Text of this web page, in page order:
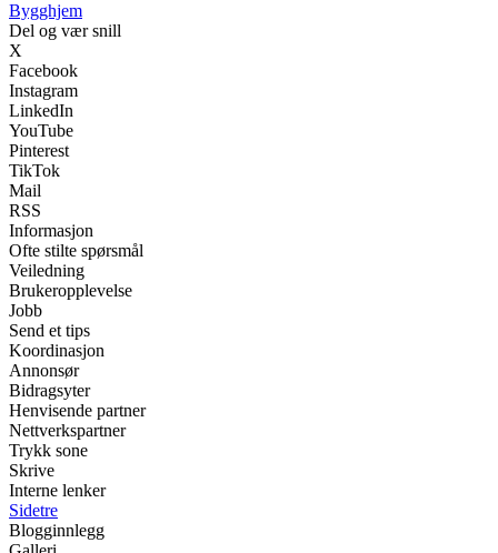
Bygghjem
Del og vær snill
X
Facebook
Instagram
LinkedIn
YouTube
Pinterest
TikTok
Mail
RSS
Informasjon
Ofte stilte spørsmål
Veiledning
Brukeropplevelse
Jobb
Send et tips
Koordinasjon
Annonsør
Bidragsyter
Henvisende partner
Nettverkspartner
Trykk sone
Skrive
Interne lenker
Sidetre
Blogginnlegg